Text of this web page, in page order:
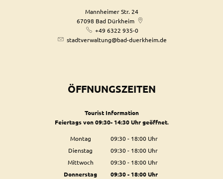
Mannheimer Str. 24
67098 Bad Dürkheim
+49 6322 935-0
stadtverwaltung@bad-duerkheim.de
ÖFFNUNGSZEITEN
Tourist Information
Feiertags von 09:30- 14:30 Uhr geöffnet.
Montag 09:30- 18:00Uhr
Von 09:30 bis 18:00 Uhr
Dienstag 09:30- 18:00Uhr
Von 09:30 bis 18:00 Uhr
Mittwoch 09:30- 18:00Uhr
Von 09:30 bis 18:00 Uhr
Donnerstag 09:30- 18:00Uhr